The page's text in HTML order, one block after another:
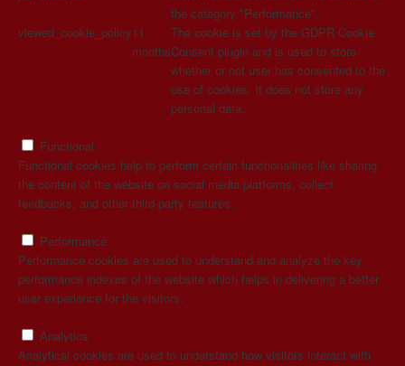
the category "Performance".
viewed_cookie_policy11
months
The cookie is set by the GDPR Cookie
Consent plugin and is used to store
whether or not user has consented to the
use of cookies. It does not store any
personal data.
Functional
Functional cookies help to perform certain functionalities like sharing
the content of the website on social media platforms, collect
feedbacks, and other third-party features.
Performance
Performance cookies are used to understand and analyze the key
performance indexes of the website which helps in delivering a better
user experience for the visitors.
Analytics
Analytical cookies are used to understand how visitors interact with